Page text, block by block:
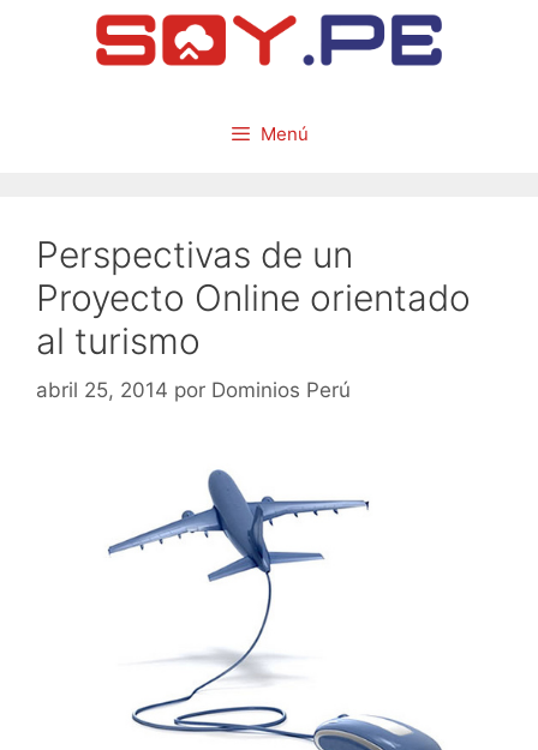
Menú
Perspectivas de un
Proyecto Online orientado
al turismo
abril 25, 2014 por Dominios Perú